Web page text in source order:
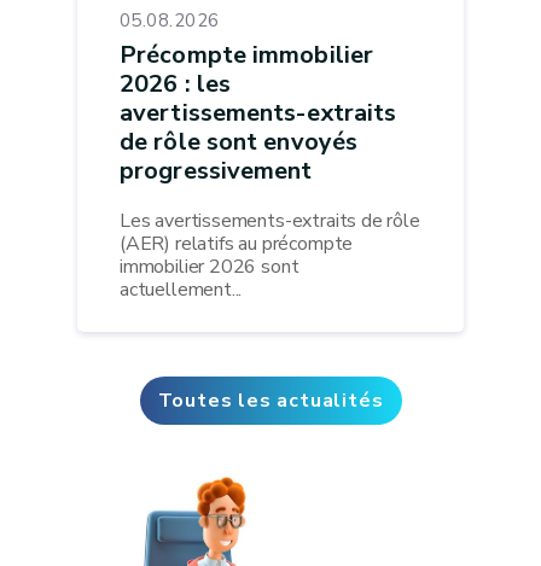
05.08.2026
Précompte immobilier
2026 : les
avertissements-extraits
de rôle sont envoyés
progressivement
Les avertissements-extraits de rôle
(AER) relatifs au précompte
immobilier 2026 sont
actuellement...
Toutes les actualités